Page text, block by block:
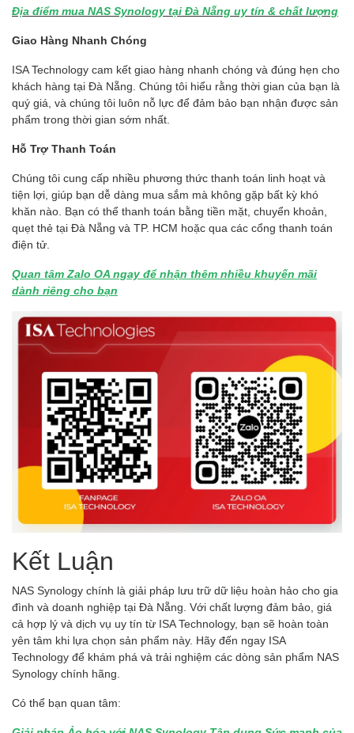
Địa điểm mua NAS Synology tại Đà Nẵng uy tín & chất lượng
Giao Hàng Nhanh Chóng
ISA Technology cam kết giao hàng nhanh chóng và đúng hẹn cho
khách hàng tại Đà Nẵng. Chúng tôi hiểu rằng thời gian của bạn là
quý giá, và chúng tôi luôn nỗ lực để đảm bảo bạn nhận được sản
phẩm trong thời gian sớm nhất.
Hỗ Trợ Thanh Toán
Chúng tôi cung cấp nhiều phương thức thanh toán linh hoạt và
tiện lợi, giúp bạn dễ dàng mua sắm mà không gặp bất kỳ khó
khăn nào. Bạn có thể thanh toán bằng tiền mặt, chuyển khoản,
quẹt thẻ tại Đà Nẵng và TP. HCM hoặc qua các cổng thanh toán
điện tử.
Quan tâm Zalo OA ngay để nhận thêm nhiều khuyến mãi
dành riêng cho bạn
Kết Luận
NAS Synology chính là giải pháp lưu trữ dữ liệu hoàn hảo cho gia
đình và doanh nghiệp tại Đà Nẵng. Với chất lượng đảm bảo, giá
cả hợp lý và dịch vụ uy tín từ ISA Technology, bạn sẽ hoàn toàn
yên tâm khi lựa chọn sản phẩm này. Hãy đến ngay ISA
Technology để khám phá và trải nghiệm các dòng sản phẩm NAS
Synology chính hãng.
Có thể bạn quan tâm: